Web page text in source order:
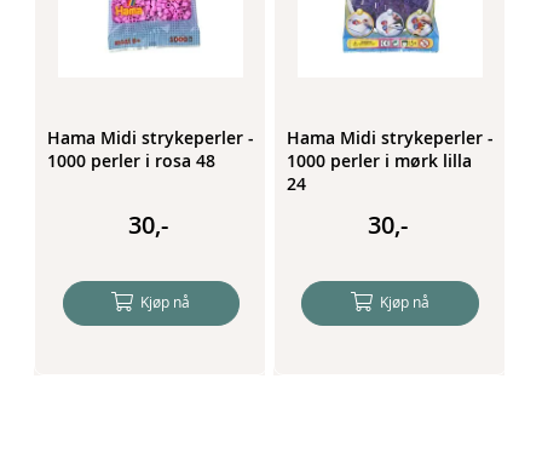
Hama Midi strykeperler -
1000 perler i rosa 48
30,-
Kjøp nå
Hama Midi strykeperler -
1000 perler i mørk lilla
24
30,-
Kjøp nå